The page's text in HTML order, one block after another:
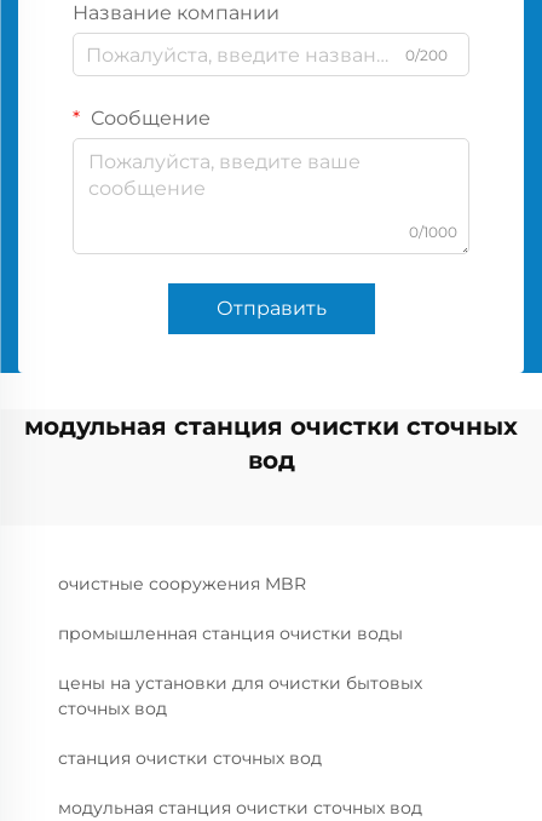
Название компании
0/200
Сообщение
0/1000
Отправить
модульная станция очистки сточных
вод
очистные сооружения MBR
промышленная станция очистки воды
цены на установки для очистки бытовых
сточных вод
станция очистки сточных вод
модульная станция очистки сточных вод